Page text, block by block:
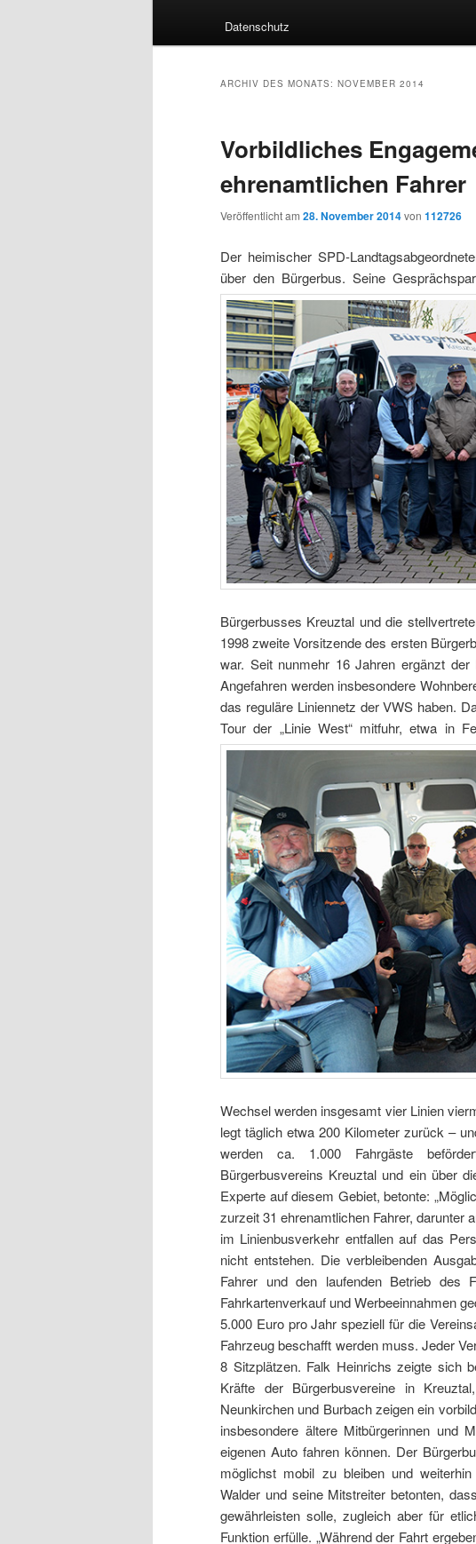
Datenschutz
ARCHIV DES MONATS: NOVEMBER 2014
Vorbildliches
ehrenamtlichen Fahrer
Veröffentlicht am 28. November 2014von 112726
Der heimischer SPD-
über den Bürgerbus. Seine
Bürgerbusses Kreuztal und die
1998 zweite Vorsitzende des ersten
war. Seit nunmehr 16 Jahren ergänzt
Angefahren werden insbesondere
das reguläre Liniennetz der VWS haben.
Tour der „Linie West“ mitfuhr, etwa in
Wechsel werden insgesamt vier Linien
legt täglich etwa 200 Kilometer zurück –
werden ca. 1.000 Fahrgäste
Bürgerbusvereins Kreuztal und ein über
Experte auf diesem Gebiet, betonte:
zurzeit 31 ehrenamtlichen Fahrer, darunter
im Linienbusverkehr entfallen auf das
nicht entstehen. Die verbleibenden
Fahrer und den laufenden Betrieb des
Fahrkartenverkauf und Werbeeinnahmen
5.000 Euro pro Jahr speziell für die
Fahrzeug beschafft werden muss. Jeder
8 Sitzplätzen. Falk Heinrichs zeigte sich
Kräfte der Bürgerbusvereine in
Neunkirchen und Burbach zeigen ein
insbesondere ältere Mitbürgerinnen und
eigenen Auto fahren können. Der
möglichst mobil zu bleiben und
Walder und seine Mitstreiter betonten,
gewährleisten solle, zugleich aber für
Funktion erfülle. „Während der Fahrt